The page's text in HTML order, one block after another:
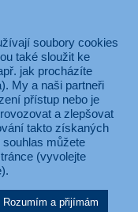
6a, je příspěvkovou
krajem.
soubory cookies
také sloužit ke
jak procházíte
My a naši partneři
přístup nebo je
a zlepšovat
takto získaných
můžete
(vyvolejte
Rozumím a přijímám